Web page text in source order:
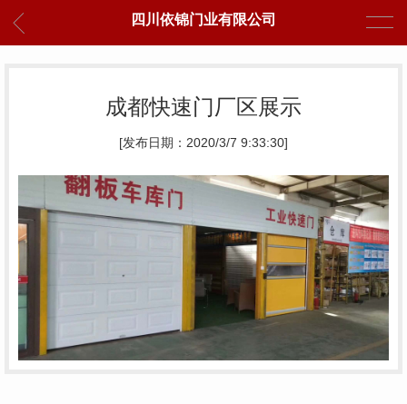
四川依锦门业有限公司
成都快速门厂区展示
[发布日期：2020/3/7 9:33:30]